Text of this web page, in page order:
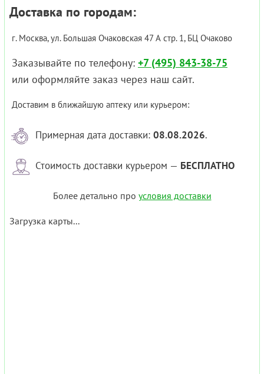
Доставка по городам:
г. Москва, ул. Большая Очаковская 47 А стр. 1, БЦ Очаково
Заказывайте по телефону: +7 (495) 843-38-75
или оформляйте заказ через наш сайт.
Доставим в ближайшую аптеку или курьером:
Примерная дата доставки: 08.08.2026.
Стоимость доставки курьером — БЕСПЛАТНО
Более детально про условия доставки
Загрузка карты...